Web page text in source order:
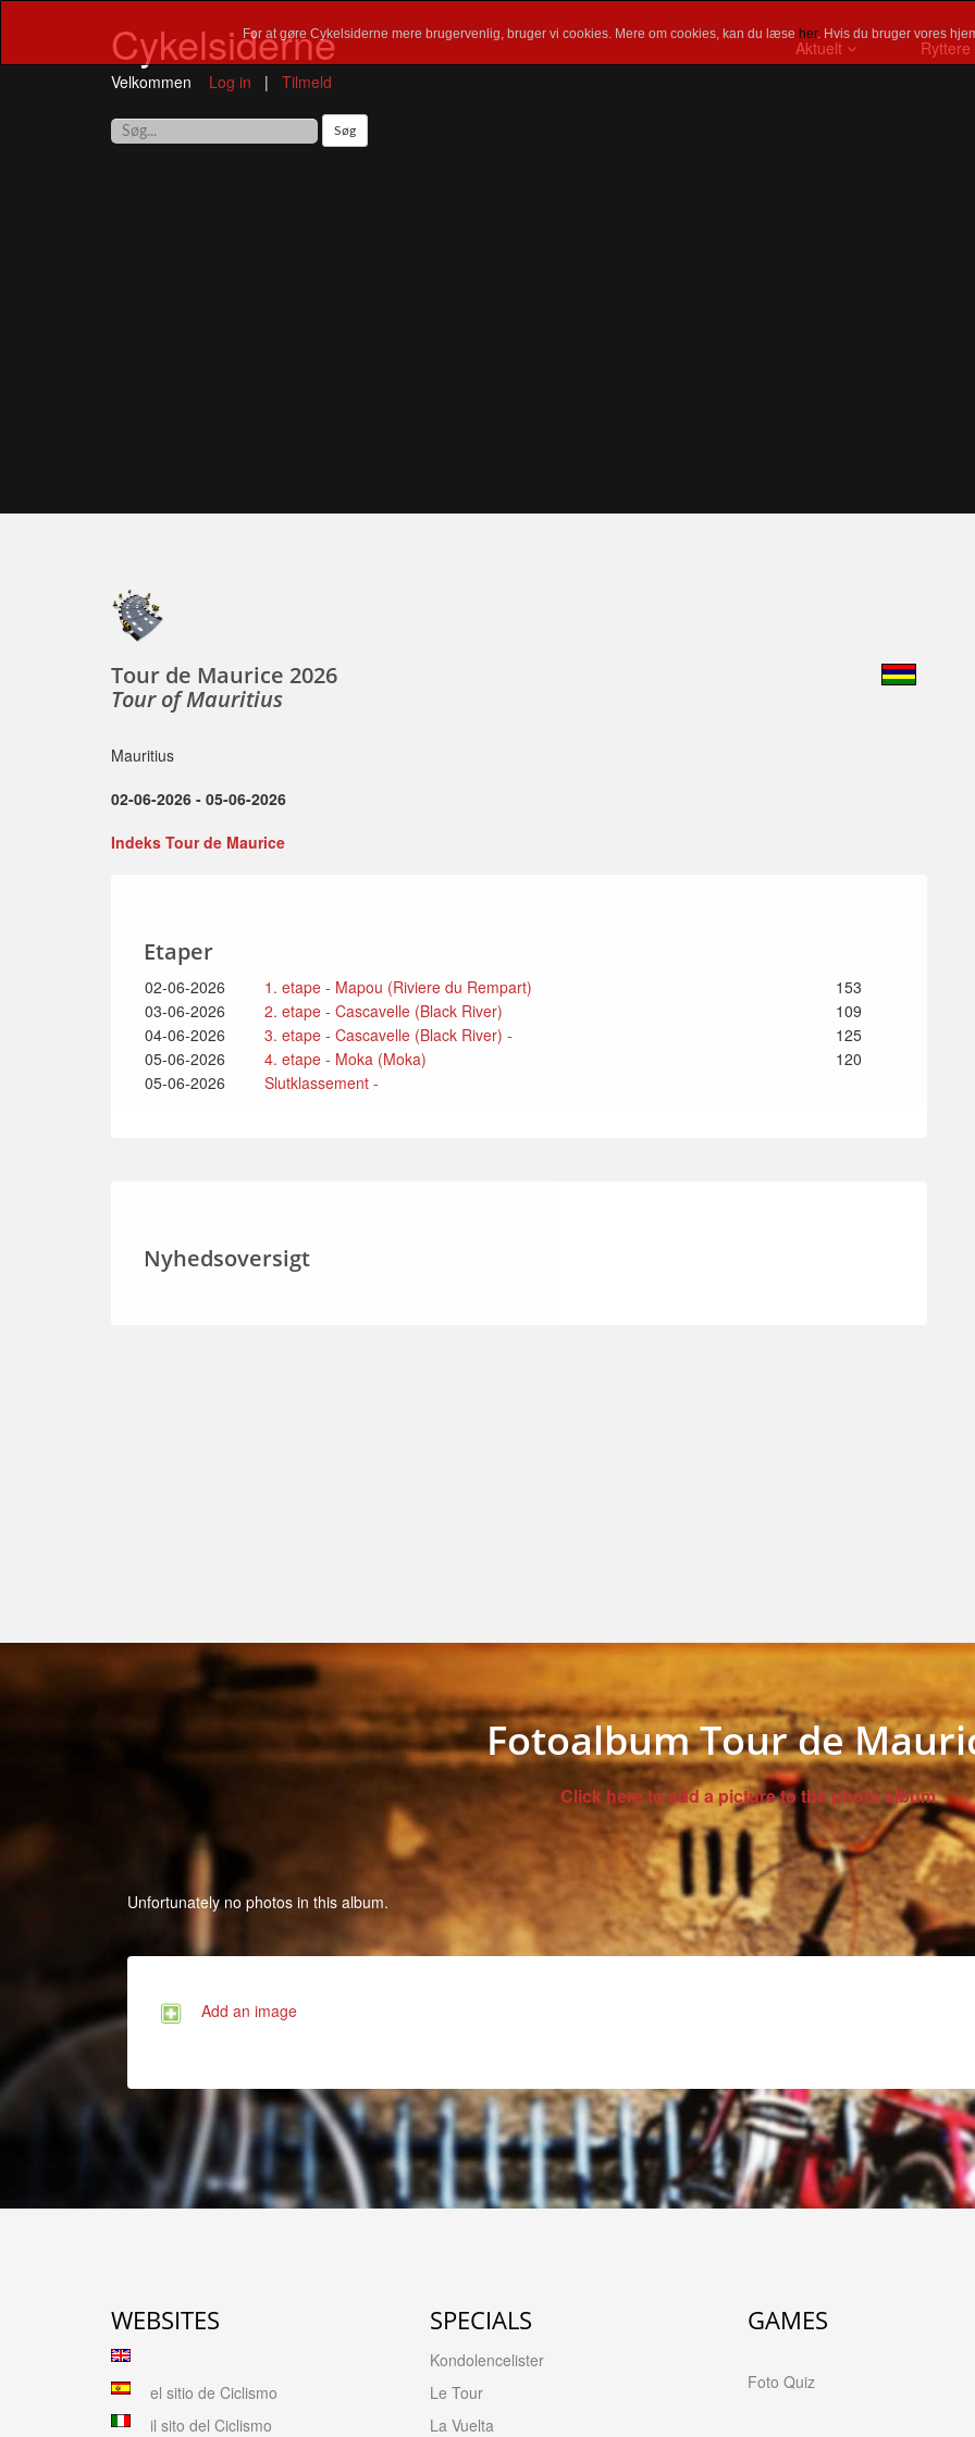
For at gøre Cykelsiderne mere brugervenlig, bruger vi cookies. Mere om cookies, kan du læse her. Hvis du bruger vores
Cykelsiderne
Velkommen Log in | Tilmeld
Aktuelt Ryttere
Tour de Maurice 2026
Tour of Mauritius
Mauritius
02-06-2026 - 05-06-2026
Indeks Tour de Maurice
Etaper
02-06-2026 1. etape - Mapou (Riviere du Rempart)
153
03-06-2026
2. etape - Cascavelle (Black River)
109
04-06-2026
3. etape - Cascavelle (Black River) -
125
05-06-2026
4. etape - Moka (Moka)
120
05-06-2026
Slutklassement -
Nyhedsoversigt
Fotoalbum Tour de
Click here to add a picture to the photo album
Unfortunately no photos in this album.
Add an image
WEBSITES
el sitio de Ciclismo
il sito del Ciclismo
SPECIALS
Kondolencelister
Le Tour
La Vuelta
GAMES
Foto Quiz